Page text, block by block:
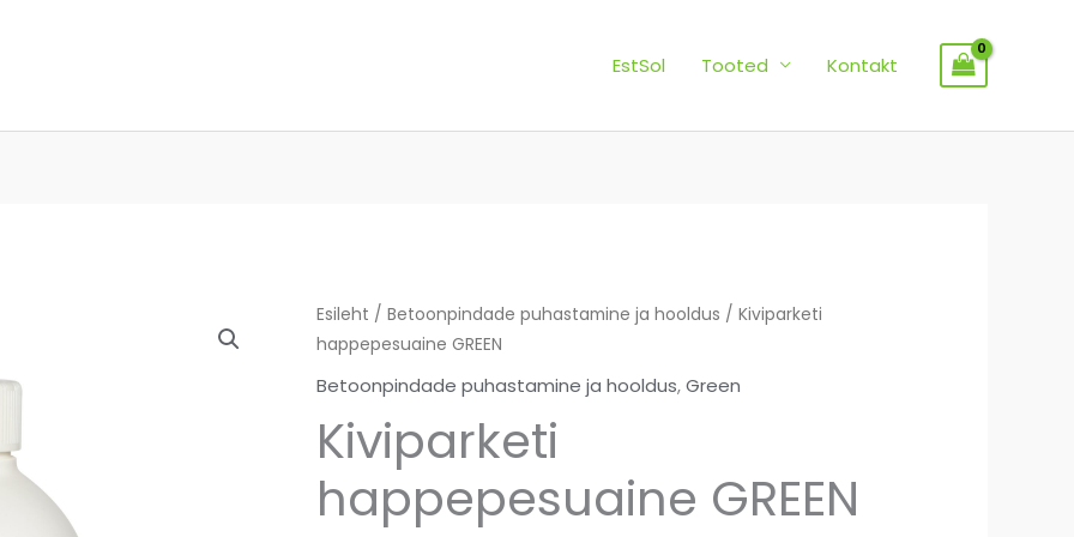
EstSol Tooted Kontakt
Esileht / Betoonpindade puhastamine ja hooldus / Kiviparketi
happepesuaine GREEN
Betoonpindade puhastamine ja hooldus,Green
Kiviparketi
happepesuaine GREEN
Price
range:
16,80 €
through
72,13 €
Kiviparketi
happepesuaine
GREEN